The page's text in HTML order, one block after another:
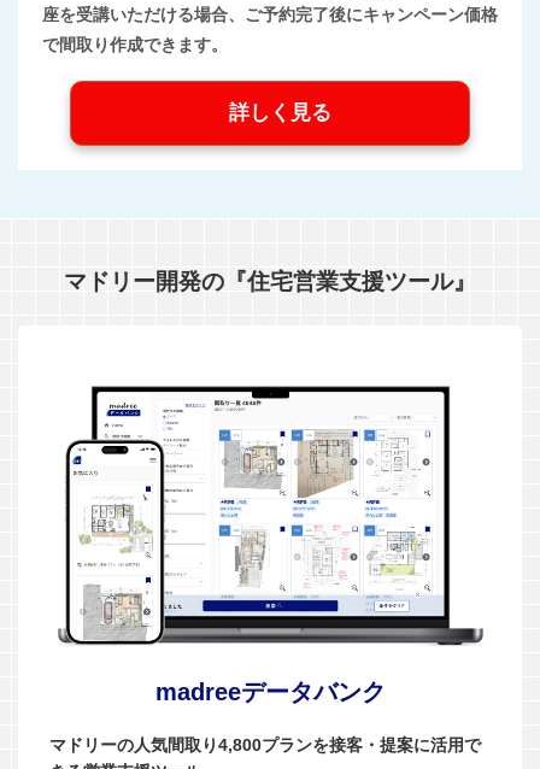
座を受講いただける場合、ご予約完了後にキャンペーン価格
で間取り作成できます。
詳しく見る
マドリー開発の『住宅営業支援ツール』
madreeデータバンク
マドリーの人気間取り4,800プランを接客・提案に活用で